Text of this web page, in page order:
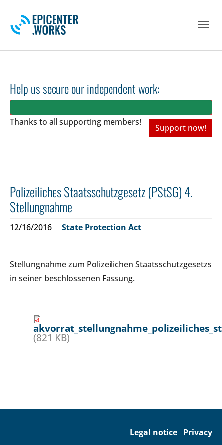
Help us secure our independent work:
Thanks to all supporting members!
Support now!
Polizeiliches Staatsschutzgesetz (PStSG) 4.
Stellungnahme
12/16/2016 State Protection Act
Stellungnahme zum Polizeilichen Staatsschutzgesetzs
in seiner beschlossenen Fassung.
(821 KB)
Legal notice Privacy